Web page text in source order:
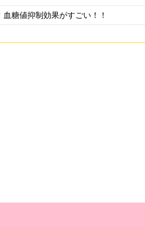
糖値抑制効果がすごい！！